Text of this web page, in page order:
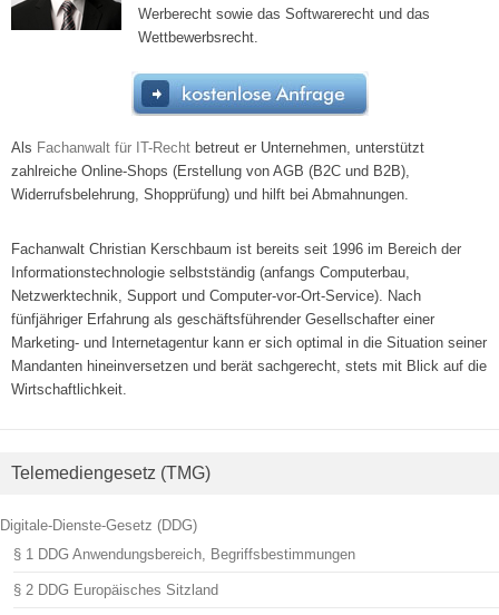
Werberecht sowie das Softwarerecht und das
Wettbewerbsrecht.
Als Fachanwalt für IT-Recht betreut er Unternehmen, unterstützt
zahlreiche Online-Shops (Erstellung von AGB (B2C und B2B),
Widerrufsbelehrung, Shopprüfung) und hilft bei Abmahnungen.
Fachanwalt Christian Kerschbaum ist bereits seit 1996 im Bereich der
Informationstechnologie selbstständig (anfangs Computerbau,
Netzwerktechnik, Support und Computer-vor-Ort-Service). Nach
fünfjähriger Erfahrung als geschäftsführender Gesellschafter einer
Marketing- und Internetagentur kann er sich optimal in die Situation seiner
Mandanten hineinversetzen und berät sachgerecht, stets mit Blick auf die
Wirtschaftlichkeit.
Telemediengesetz (TMG)
Digitale-Dienste-Gesetz (DDG)
§ 1 DDG Anwendungsbereich, Begriffsbestimmungen
§ 2 DDG Europäisches Sitzland